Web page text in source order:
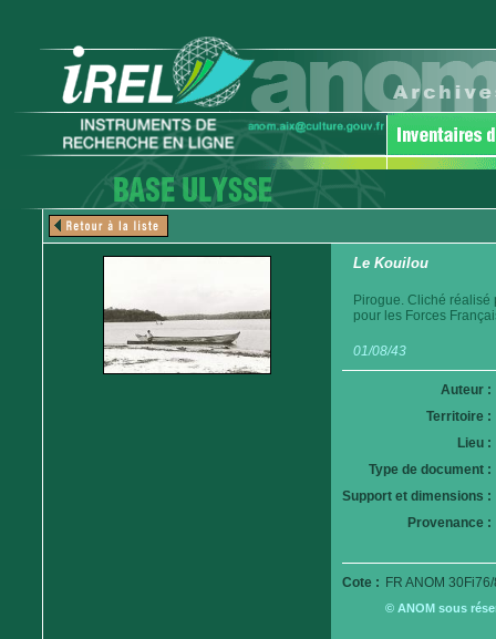
Le Kouilou
Pirogue. Cliché réalisé
pour les Forces
01/08/43
Auteur :
Territoire :
Lieu :
Type de document :
Support et dimensions :
Provenance :
Cote : FR ANOM
© ANOM sous